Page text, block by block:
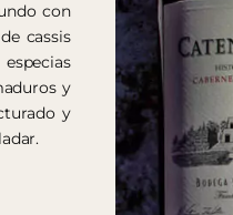
con
cassis
y
y